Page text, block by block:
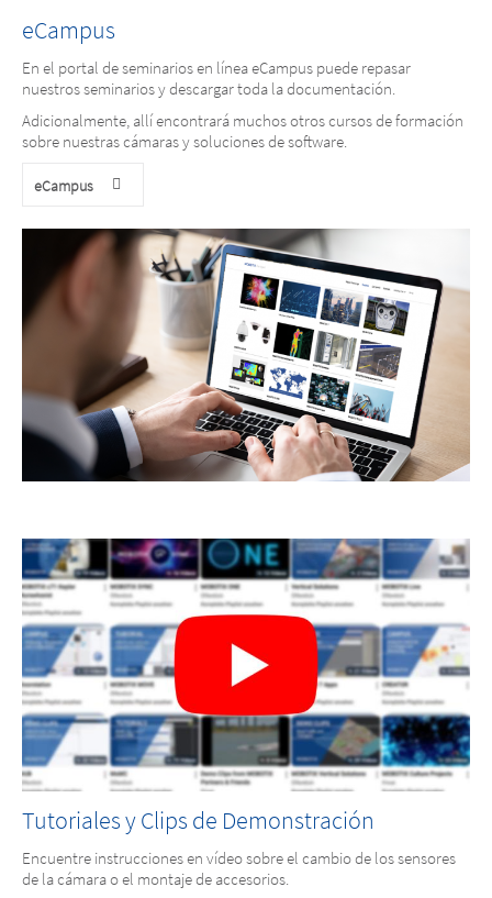
eCampus
En el portal de seminarios en línea eCampus puede repasar
nuestros seminarios y descargar toda la documentación.
Adicionalmente, allí encontrará muchos otros cursos de formación
sobre nuestras cámaras y soluciones de software.
eCampus
Tutoriales y Clips de Demonstración
Encuentre instrucciones en vídeo sobre el cambio de los sensores
de la cámara o el montaje de accesorios.